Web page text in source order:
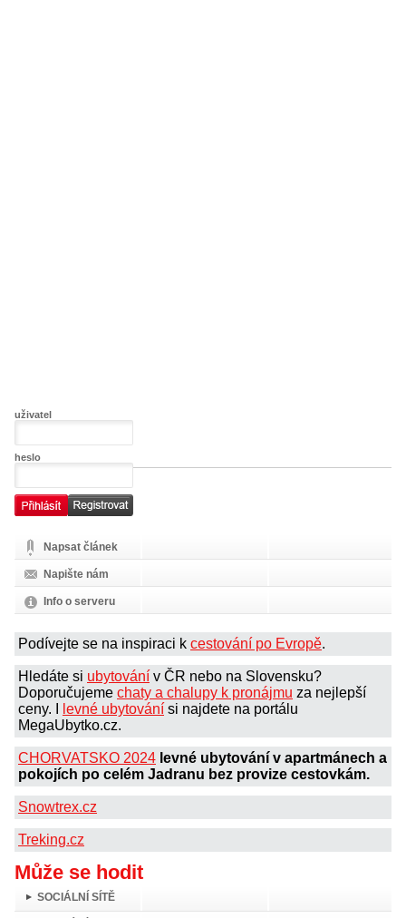
uživatel
heslo
Napsat článek
Napište nám
Info o serveru
Podívejte se na inspiraci k cestování po Evropě.
Hledáte si ubytování v ČR nebo na Slovensku?
Doporučujeme chaty a chalupy k pronájmu za nejlepší
ceny. I
levné ubytování si najdete na portálu
MegaUbytko.cz.
CHORVATSKO 2024 levné ubytování v apartmánech a
pokojích po celém Jadranu bez provize cestovkám.
Snowtrex.cz
Treking.cz
Může se hodit
SOCIÁLNÍ SÍTĚ